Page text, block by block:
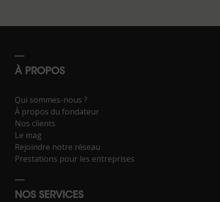
À PROPOS
Qui sommes-nous ?
À propos du fondateur
Nos clients
Le mag
Rejoindre notre réseau
Prestations pour les entreprises
NOS SERVICES